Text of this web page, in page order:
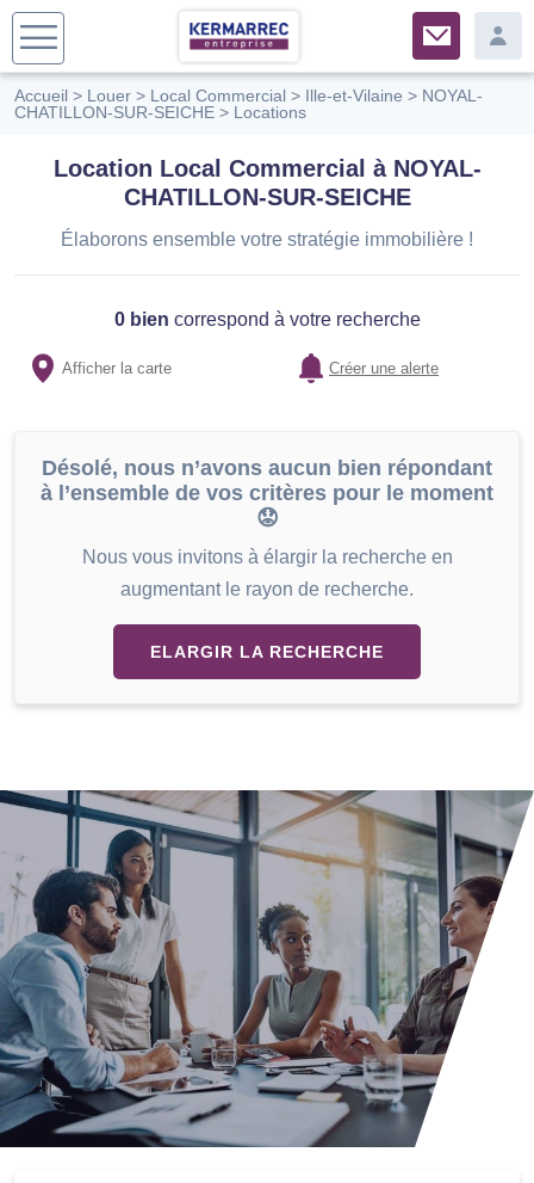
Accueil > Louer > Local Commercial > Ille-et-Vilaine > NOYAL-
CHATILLON-SUR-SEICHE > Locations
Location Local Commercial à NOYAL-
CHATILLON-SUR-SEICHE
Élaborons ensemble votre stratégie immobilière !
0 bien correspond à votre recherche
Afficher la carte Créer une alerte
Désolé, nous n’avons aucun bien répondant
à l’ensemble de vos critères pour le moment
😟
Nous vous invitons à élargir la recherche en
augmentant le rayon de recherche.
ELARGIR LA RECHERCHE